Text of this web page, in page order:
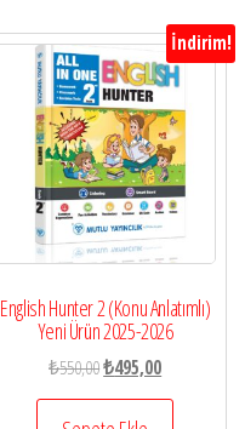
İndirim!
English Hunter 2 (Konu Anlatımlı)
Yeni Ürün 2025-2026
₺550,00Orijinal
fiyat:
₺495,00Şu
andaki